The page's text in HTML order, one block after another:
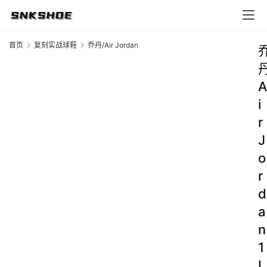
首页 复刻实战球鞋 乔丹/Air Jordan
A
i
r
J
o
r
d
a
n
1